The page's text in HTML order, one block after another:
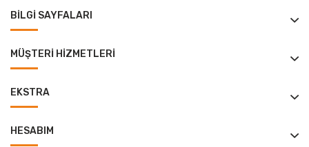
BILGI SAYFALARI
MÜŞTERI HIZMETLERI
EKSTRA
HESABIM